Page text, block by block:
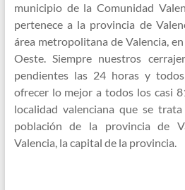
municipio de la Comunidad
pertenece a la provincia de
área metropolitana de Valencia,
Oeste. Siempre nuestros
pendientes las 24 horas y
ofrecer lo mejor a todos los casi
localidad valenciana que se
población de la provincia de
Valencia, la capital de la provincia.